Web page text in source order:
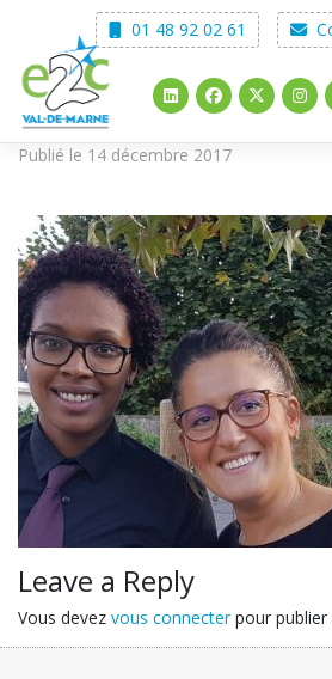
content
01 48 92 02 61
Publié le 14 décembre 2017
Leave a Reply
Vous devez vous connecter pour